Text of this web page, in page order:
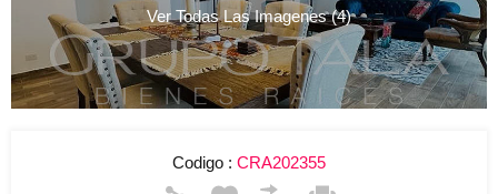
Ver Todas Las Imagenes (4)
Codigo : CRA202355